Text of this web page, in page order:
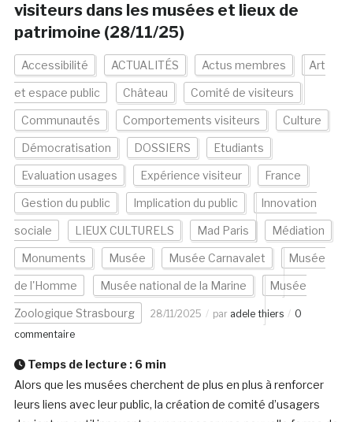
visiteurs dans les musées et lieux de
patrimoine (28/11/25)
Accessibilité ACTUALITÉS Actus membres Art
et espace public Château Comité de visiteurs
Communautés Comportements visiteurs Culture
Démocratisation DOSSIERS Etudiants
Evaluation usages Expérience visiteur France
Gestion du public Implication du public Innovation
sociale LIEUX CULTURELS Mad Paris Médiation
Monuments Musée Musée Carnavalet Musée
de l'Homme Musée national de la Marine Musée
Zoologique Strasbourg 28/11/2025 par adele thiers
0
commentaire
Temps de lecture : 6 min
Alors que les musées cherchent de plus en plus à renforcer
leurs liens avec leur public, la création de comité d’usagers